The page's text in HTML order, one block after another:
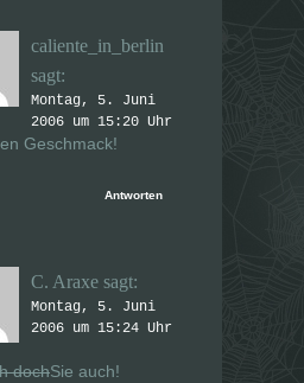
caliente_in_berlin
sagt:
Montag, 5. Juni
2006 um 15:20 Uhr
Geschmack!
Antworten
C. Araxe sagt:
Montag, 5. Juni
2006 um 15:24 Uhr
dochSie auch!